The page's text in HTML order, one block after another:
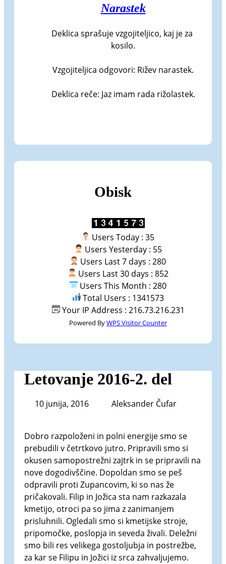
Narastek
Deklica sprašuje vzgojiteljico, kaj je za
kosilo.
Vzgojiteljica odgovori: Rižev narastek.
Deklica reče: Jaz imam rada rižolastek.
Obisk
Users Today : 35
Users Yesterday : 55
Users Last 7 days : 280
Users Last 30 days : 852
Users This Month : 280
Total Users : 1341573
Your IP Address : 216.73.216.231
Powered ByWPS Visitor Counter
Letovanje 2016-2. del
10 junija, 2016 Aleksander Čufar
Dobro razpoloženi in polni energije smo se
prebudili v četrtkovo jutro. Pripravili smo si
okusen samopostrežni zajtrk in se pripravili na
nove dogodivščine. Dopoldan smo se peš
odpravili proti Zupancovim, ki so nas že
pričakovali. Filip in Jožica sta nam razkazala
kmetijo, otroci pa so jima z zanimanjem
prisluhnili. Ogledali smo si kmetijske stroje,
pripomočke, poslopja in seveda živali. Deležni
smo bili res velikega gostoljubja in postrežbe,
za kar se Filipu in Jožici iz srca zahvaljujemo.